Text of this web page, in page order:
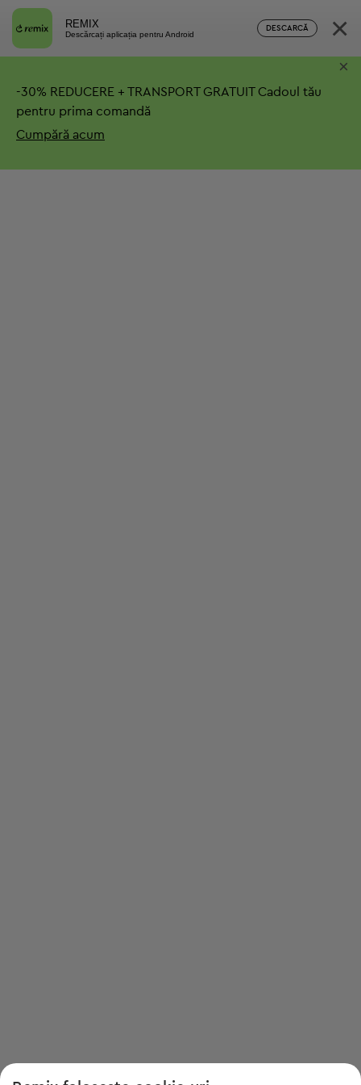
REMIX
Descărcați aplicația pentru Android
DESCARCĂ ×
-30% REDUCERE + TRANSPORT GRATUITCadoul tău
pentru prima comandă
Cumpără acum
×